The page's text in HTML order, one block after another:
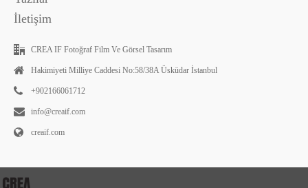
İletişim
CREA IF Fotoğraf Film Ve Görsel Tasarım
Hakimiyeti Milliye Caddesi No:58/38A Üsküdar İstanbul
+902166061712
info@creaif.com
creaif.com